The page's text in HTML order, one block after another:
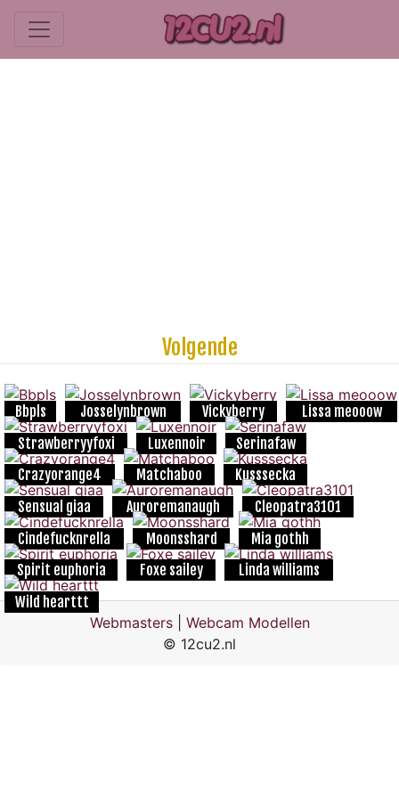
Volgende
Bbpls Josselynbrown Vickyberry
Lissa meooow
Strawberryyfoxi
Luxennoir
Serinafaw
Crazyorange4
Matchaboo
Kusssecka
Sensual giaa
Auroremanaugh
Cleopatra3101
Cindefucknrella
Moonsshard
Mia gothh
Spirit euphoria
Foxe sailey
Linda williams
Wild hearttt
Webmasters| Webcam Modellen
© 12cu2.nl